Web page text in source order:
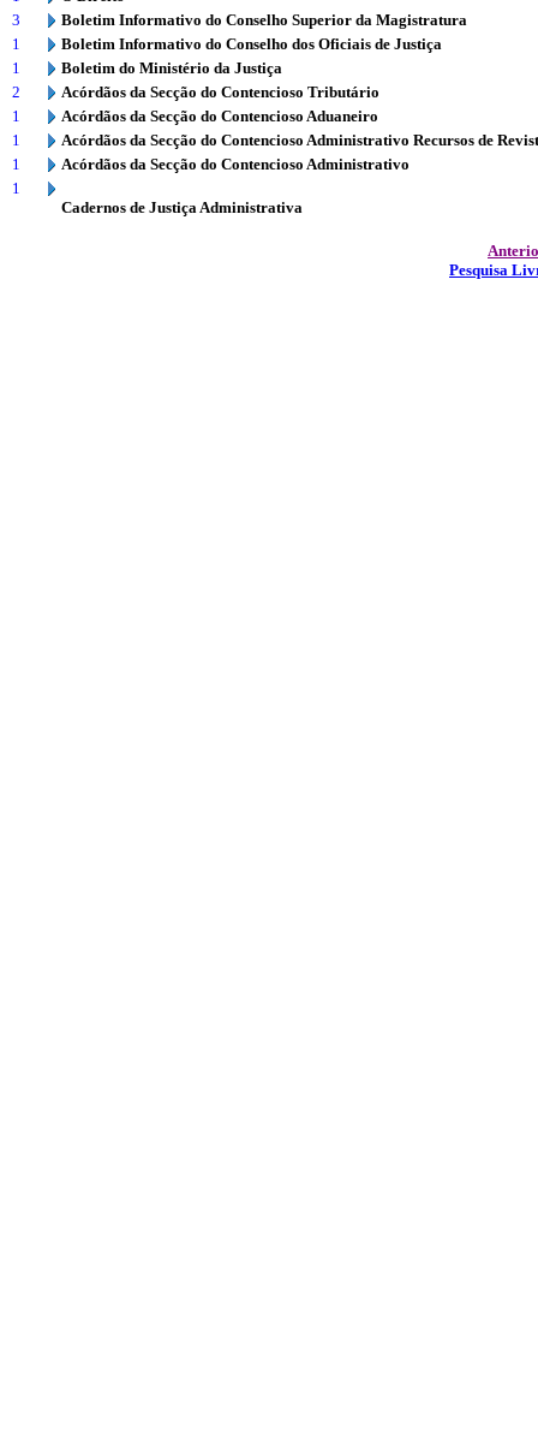
3
Boletim Informativo do Conselho Superior da Magistratura
1
Boletim Informativo do Conselho dos Oficiais de Justiça
1
Boletim do Ministério da Justiça
2
Acórdãos da Secção do Contencioso Tributário
1
Acórdãos da Secção do Contencioso Aduaneiro
1
Acórdãos da Secção do Contencioso Administrativo Recursos de
1
Acórdãos da Secção do Contencioso Administrativo
1
Cadernos de Justiça Administrativa
Pesquisa